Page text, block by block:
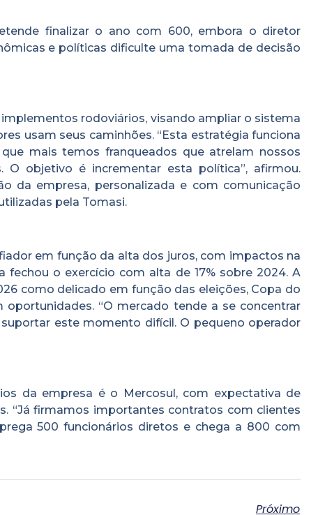
finalizar o ano com 600, embora o diretor
e políticas dificulte uma tomada de decisão
rodoviários, visando ampliar o sistema
usam seus caminhões. “Esta estratégia funciona
mais temos franqueados que atrelam nossos
O objetivo é incrementar esta política”, afirmou.
da empresa, personalizada e com comunicação
pela Tomasi.
em função da alta dos juros, com impactos na
o exercício com alta de 17% sobre 2024. A
como delicado em função das eleições, Copa do
“O mercado tende a se concentrar
este momento difícil. O pequeno operador
da empresa é o Mercosul, com expectativa de
“Já firmamos importantes contratos com clientes
500 funcionários diretos e chega a 800 com
Próximo